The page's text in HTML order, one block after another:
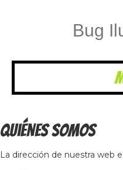
Bug
Quiénes somos
La dirección de nuestra web